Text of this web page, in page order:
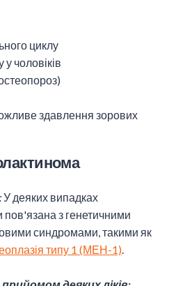
циклу
чоловіків
здавлення зорових
:У деяких випадках
з генетичними
синдромами, такими як
типу 1 (МЕН-1)